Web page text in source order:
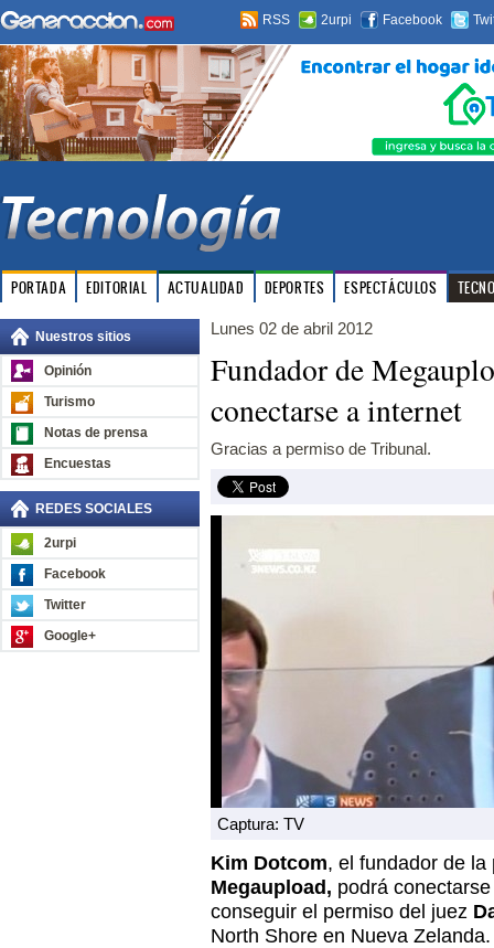
RSS 2urpi Facebook
PORTADA EDITORIAL ACTUALIDAD DEPORTES ESPECTÁCULOS
Nuestros sitios
Opinión
Turismo
Notas de prensa
Encuestas
REDES SOCIALES
2urpi
Facebook
Twitter
Google+
Lunes 02 de abril 2012
Fundador de
conectarse a internet
Gracias a permiso de Tribunal.
Captura: TV
Kim Dotcom, el fundador de
Megaupload, podrá
conseguir el permiso del juez
North Shore en Nueva Zelanda.